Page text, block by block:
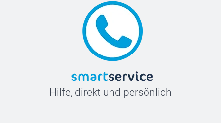
Hilfe, direkt und persönlich